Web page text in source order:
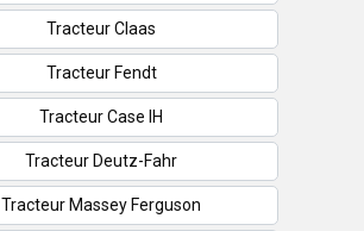
Tracteur Claas
Tracteur Fendt
Tracteur Case IH
Tracteur Deutz-Fahr
Tracteur Massey Ferguson